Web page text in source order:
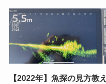
【2022年】魚探の見方教え